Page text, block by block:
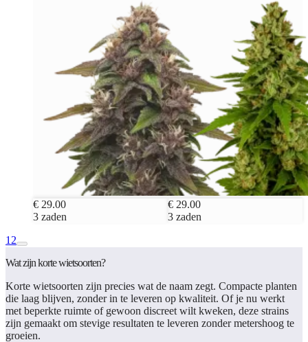
€ 29.00
3 zaden
€ 29.00
3 zaden
1 2
Wat zijn korte wietsoorten?
Korte wietsoorten zijn precies wat de naam zegt. Compacte planten
die laag blijven, zonder in te leveren op kwaliteit. Of je nu werkt
met beperkte ruimte of gewoon discreet wilt kweken, deze strains
zijn gemaakt om stevige resultaten te leveren zonder metershoog te
groeien.